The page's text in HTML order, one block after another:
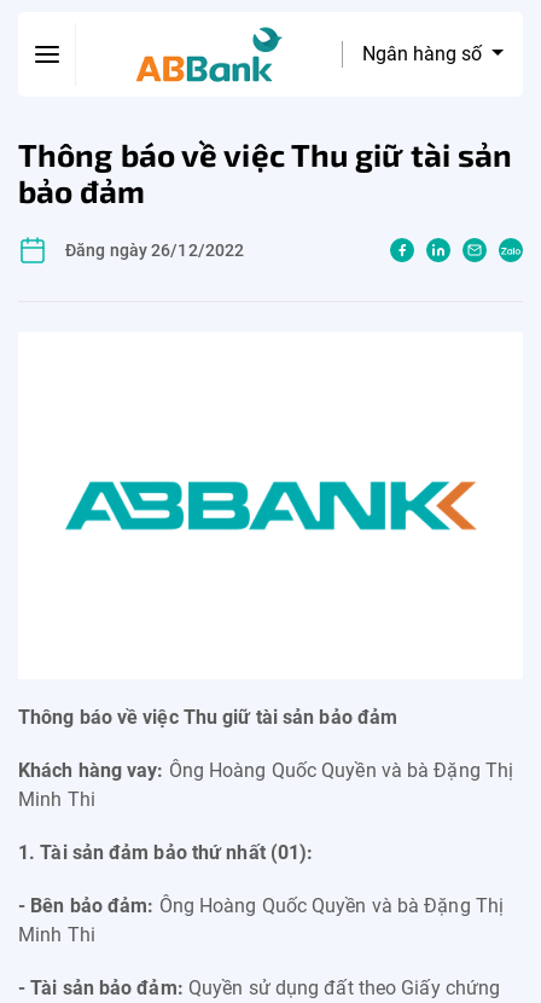
Ngân hàng số
Thông báo về việc Thu giữ tài sản
bảo đảm
Đăng ngày 26/12/2022
Thông báo về việc Thu giữ tài sản bảo đảm
Khách hàng vay: Ông Hoàng Quốc Quyền và bà Đặng Thị
Minh Thi
1. Tài sản đảm bảo thứ nhất (01):
- Bên bảo đảm: Ông Hoàng Quốc Quyền và bà Đặng Thị
Minh Thi
- Tài sản bảo đảm: Quyền sử dụng đất theo Giấy chứng